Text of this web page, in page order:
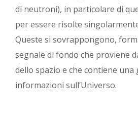
di neutroni), in particolare di
per essere risolte
Queste si sovrappongono,
segnale di fondo che proviene
dello spazio e che contiene
informazioni sull’Universo.